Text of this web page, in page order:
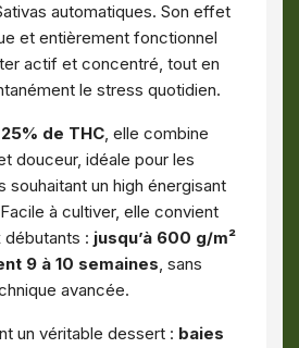
automatiques. Son effet
et entièrement fonctionnel
actif et concentré, tout en
le stress quotidien.
25% de THC, elle combine
douceur, idéale pour les
souhaitant un high énergisant
à cultiver, elle convient
: jusqu’à 600 g/m²
9 à 10 semaines, sans
avancée.
un véritable dessert : baies